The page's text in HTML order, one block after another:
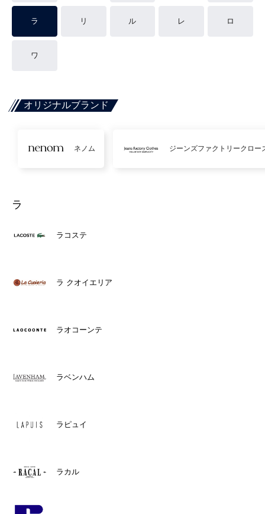
ラ リ ル レ ロ
ワ
オリジナルブランド
ネノム ジーンズファクトリークロー
ラ
ラコステ
ラ クオイエリア
ラオコーンテ
ラベンハム
ラピュイ
ラカル